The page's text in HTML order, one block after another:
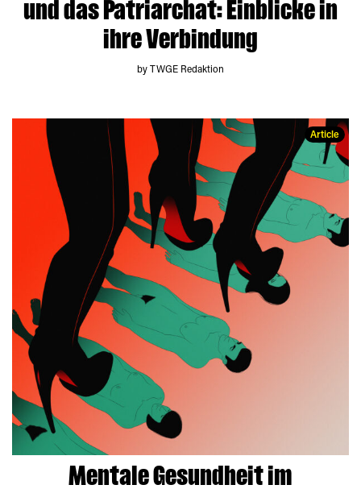
und das Patriarchat: Einblicke in
ihre Verbindung
by TWGE Redaktion
Article
Mentale Gesundheit im